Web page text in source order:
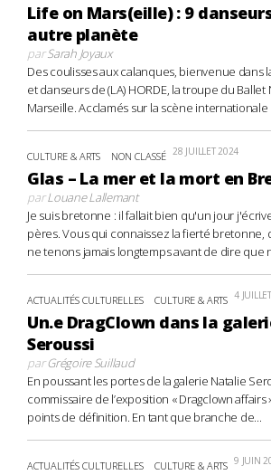
Life on Mars(eille) : 9
autre planète
parSarah Joyaux
Des coulisses aux calanques, bienvenue dans
et danseurs de (LA) HORDE, la troupe du Ballet
Marseille. Acclamés sur la scène internationale
CULTURE & ARTS NON CLASSÉ 28 JUILLET 2024
Glas – La mer et la mort en
parLouane Lallemant
Je suis bretonne : il fallait bien qu'un jour
pères. Vous qui connaissez la fierté bretonne,
ne tenons jamais longtemps avant de dire que
ACTUALITÉS CULTURELLES CULTURE & ARTS 4
Un.e DragClown dans la
Seroussi
parGrégoire Suillaud
En poussant les portes de la galerie Natalie
commissaire de l’exposition « Dragclown
points de définition. En tant que branche de...
ACTUALITÉS CULTURELLES CULTURE & ARTS 9 JUIN